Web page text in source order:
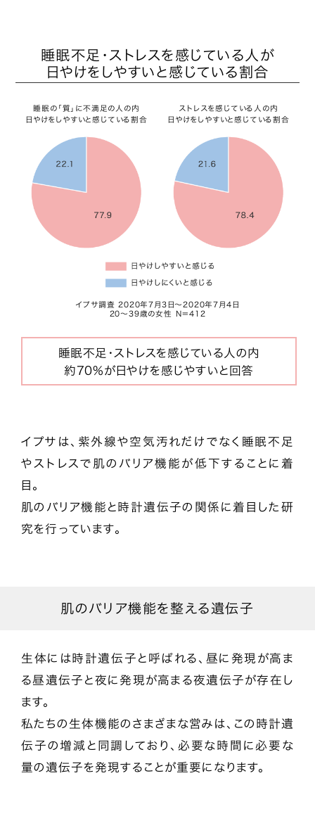
睡眠不足・ストレスを感じている人が
日やけをしやすいと感じている割合
睡眠の「質」に不満足の人の内
日やけをしやすいと感じている割合
ストレスを感じている人の内
日やけをしやすいと感じている割合
イプサ調査 2020年7月3日～2020年7月4日
20～39歳の女性 N＝412
睡眠不足・ストレスを感じている人の内
約70％が日やけを感じやすいと回答
イプサは、紫外線や空気汚れだけでなく睡眠不足
やストレスで肌のバリア機能が低下することに着
目。
肌のバリア機能と時計遺伝子の関係に着目した研
究を行っています。
肌のバリア機能を整える遺伝子
生体には時計遺伝子と呼ばれる、昼に発現が高ま
る昼遺伝子と夜に発現が高まる夜遺伝子が存在し
ます。
私たちの生体機能のさまざまな営みは、この時計遺
伝子の増減と同調しており、必要な時間に必要な
量の遺伝子を発現することが重要になります。